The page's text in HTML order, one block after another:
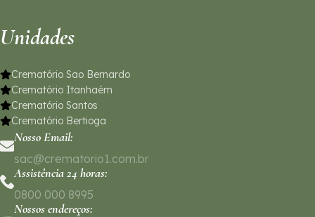
Unidades
Crematório Sao Bernardo
Crematório Itanhaém
Crematório Santos
Crematório Bertioga
Nosso Email:
sac@crematorio1.com.br
Assistência 24 horas:
0800 000 8995
Nossos endereços: